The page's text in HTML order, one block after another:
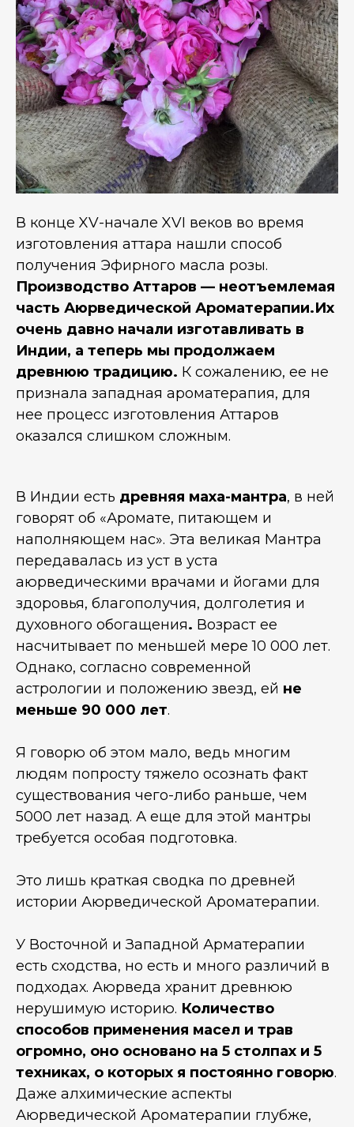
В конце XV-начале XVI веков во время
изготовления аттара нашли способ
получения Эфирного масла розы.
Производство Аттаров — неотъемлемая
часть Аюрведической Ароматерапии.Их
очень давно начали изготавливать в
Индии, а теперь мы продолжаем
древнюю традицию. К сожалению, ее не
признала западная ароматерапия, для
нее процесс изготовления Аттаров
оказался слишком сложным.
В Индии есть древняя маха-мантра, в ней
говорят об «Аромате, питающем и
наполняющем нас». Эта великая Мантра
передавалась из уст в уста
аюрведическими врачами и йогами для
здоровья, благополучия, долголетия и
духовного обогащения. Возраст ее
насчитывает по меньшей мере 10 000 лет.
Однако, согласно современной
астрологии и положению звезд, ей не
меньше 90 000 лет.
Я говорю об этом мало, ведь многим
людям попросту тяжело осознать факт
существования чего-либо раньше, чем
5000 лет назад. А еще для этой мантры
требуется особая подготовка.
Это лишь краткая сводка по древней
истории Аюрведической Ароматерапии.
У Восточной и Западной Арматерапии
есть сходства, но есть и много различий в
подходах. Аюрведа хранит древнюю
нерушимую историю. Количество
способов применения масел и трав
огромно, оно основано на 5 столпах и 5
техниках, о которых я постоянно говорю.
Даже алхимические аспекты
Аюрведической Ароматерапии глубже,